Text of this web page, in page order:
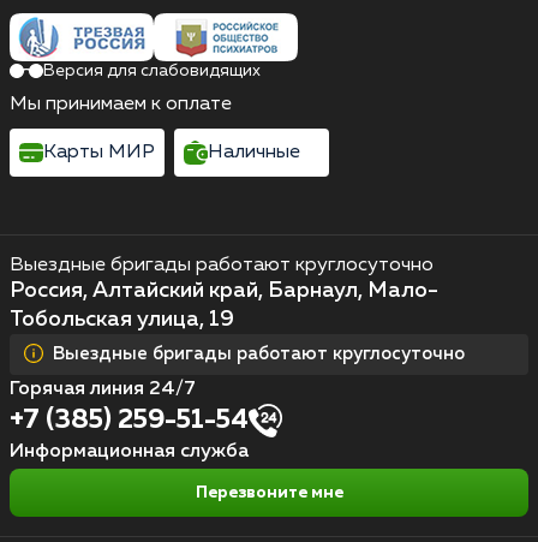
Выездные бригады работают круглосуточно
Россия, Алтайский край, Барнаул, Мало-
Тобольская улица, 19
Выездные бригады работают круглосуточно
Горячая линия 24/7
+7 (385) 259-51-54
Информационная служба
Перезвоните мне
Версия для слабовидящих
Мы принимаем к оплате
Карты МИР Наличные